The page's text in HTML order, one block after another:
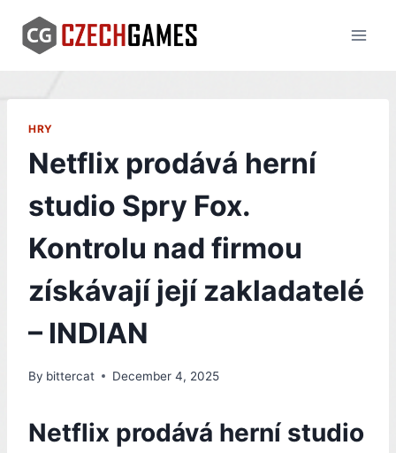
content
HRY
Netflix prodává herní
studio Spry Fox.
Kontrolu nad firmou
získávají její zakladatelé
– INDIAN
By bittercat December 4, 2025
Netflix prodává herní studio